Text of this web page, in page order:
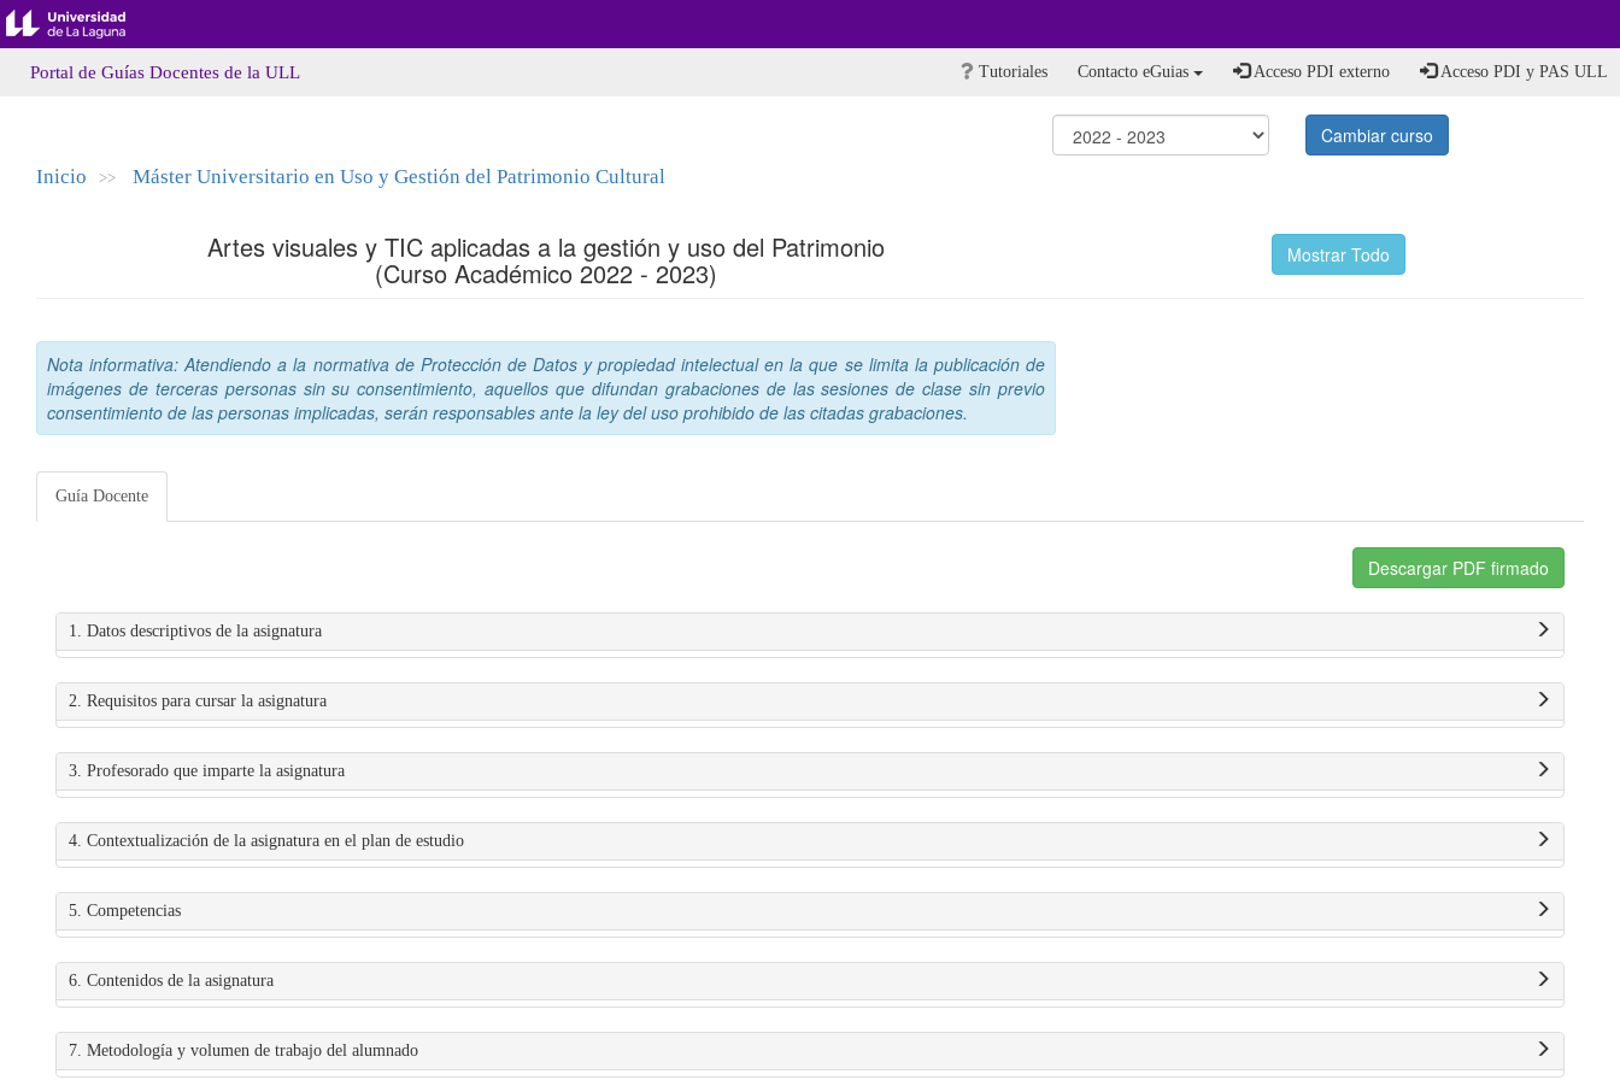
Portal de Guías Docentes de la ULL Tutoriales Contacto eGuias Acceso PDI externo Acceso PDI y PAS ULL
Cambiar curso
Inicio >> Máster Universitario en Uso y Gestión del Patrimonio Cultural
Artes visuales y TIC aplicadas a la gestión y uso del Patrimonio
(Curso Académico 2022 - 2023)
Mostrar Todo
Nota informativa: Atendiendo a la normativa de Protección de Datos y propiedad intelectual en la que se limita la publicación de
imágenes de terceras personas sin su consentimiento, aquellos que difundan grabaciones de las sesiones de clase sin previo
consentimiento de las personas implicadas, serán responsables ante la ley del uso prohibido de las citadas grabaciones.
Guía Docente
Descargar PDF firmado
1. Datos descriptivos de la asignatura
2. Requisitos para cursar la asignatura
3. Profesorado que imparte la asignatura
4. Contextualización de la asignatura en el plan de estudio
5. Competencias
6. Contenidos de la asignatura
7. Metodología y volumen de trabajo del alumnado